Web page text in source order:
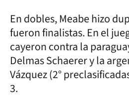
En dobles, Meabe hizo
fueron finalistas. En el
cayeron contra la
Delmas Schaerer y la
Vázquez (2°
3.